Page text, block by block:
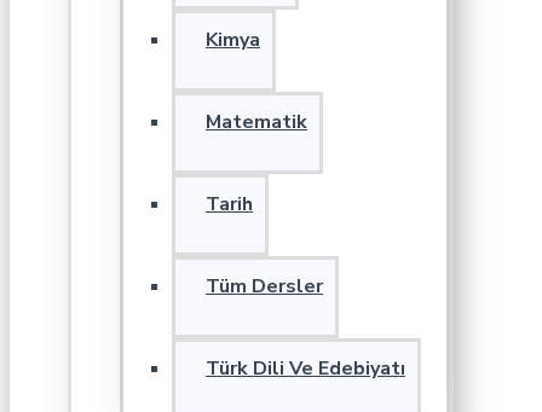
Kimya
Matematik
Tarih
Tüm Dersler
Türk Dili Ve Edebiyatı